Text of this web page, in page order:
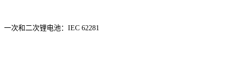
一次和二次锂电池： IEC 62281